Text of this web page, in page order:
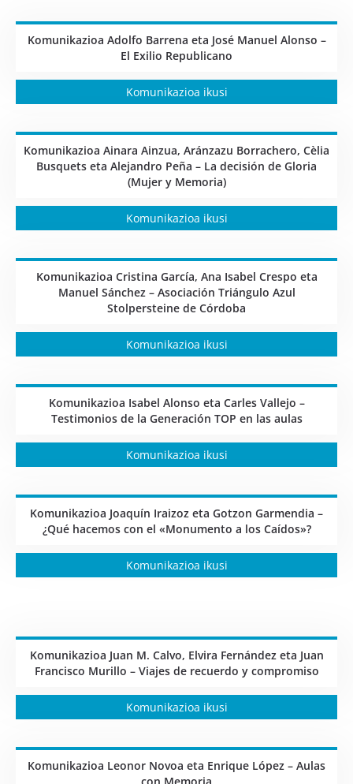
Komunikazioa Adolfo Barrena eta José Manuel Alonso –
El Exilio Republicano
Komunikazioa ikusi
Komunikazioa Ainara Ainzua, Aránzazu Borrachero, Cèlia
Busquets eta Alejandro Peña – La decisión de Gloria
(Mujer y Memoria)
Komunikazioa ikusi
Komunikazioa Cristina García, Ana Isabel Crespo eta
Manuel Sánchez – Asociación Triángulo Azul
Stolpersteine de Córdoba
Komunikazioa ikusi
Komunikazioa Isabel Alonso eta Carles Vallejo –
Testimonios de la Generación TOP en las aulas
Komunikazioa ikusi
Komunikazioa Joaquín Iraizoz eta Gotzon Garmendia –
¿Qué hacemos con el «Monumento a los Caídos»?
Komunikazioa ikusi
Komunikazioa Juan M. Calvo, Elvira Fernández eta Juan
Francisco Murillo – Viajes de recuerdo y compromiso
Komunikazioa ikusi
Komunikazioa Leonor Novoa eta Enrique López – Aulas